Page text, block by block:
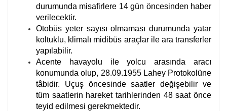
durumunda misafirlere 14 gün öncesinden haber
verilecektir.
Otobüs yeter sayısı olmaması durumunda yatar
koltuklu, klimalı midibüs araçlar ile ara transferler
yapılabilir.
Acente havayolu ile yolcu arasında aracı
konumunda olup, 28.09.1955 Lahey Protokolüne
tâbidir. Uçuş öncesinde saatler değişebilir ve
tüm saatlerin hareket tarihlerinden 48 saat önce
teyid edilmesi gerekmektedir.